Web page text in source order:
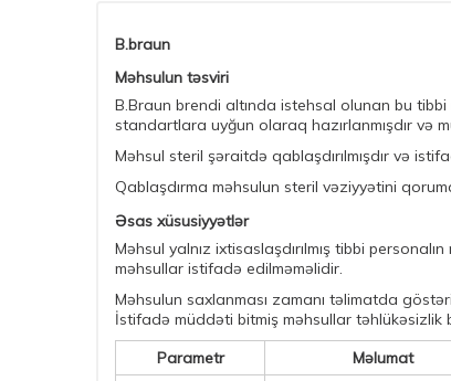
B.braun
Məhsulun təsviri
B.Braun brendi altında istehsal olunan bu
standartlara uyğun olaraq hazırlanmışdır və
Məhsul steril şəraitdə qablaşdırılmışdır və
Qablaşdırma məhsulun steril vəziyyətini
Əsas xüsusiyyətlər
Məhsul yalnız ixtisaslaşdırılmış tibbi
məhsullar istifadə edilməməlidir.
Məhsulun saxlanması zamanı təlimatda
İstifadə müddəti bitmiş məhsullar təhlükəsizlik
Parametr
Məlumat